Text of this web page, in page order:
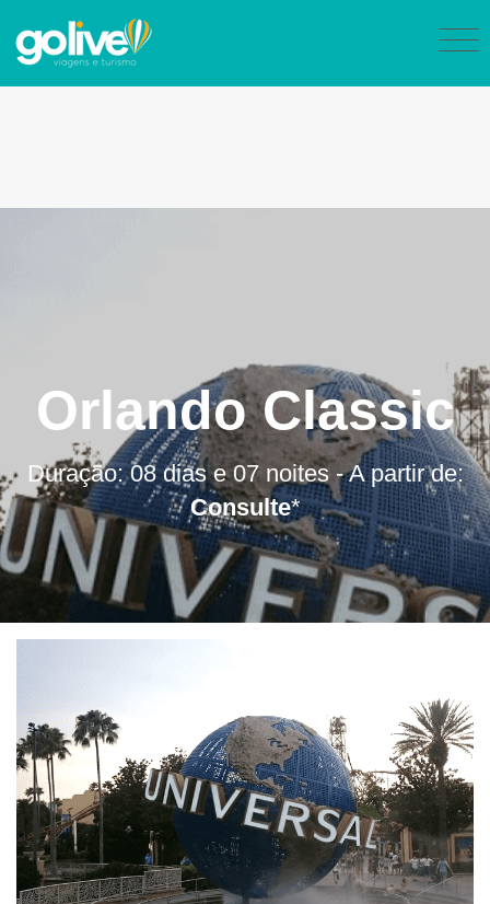
Orlando Classic
Duração: 08 dias e 07 noites - A partir de:
Consulte*